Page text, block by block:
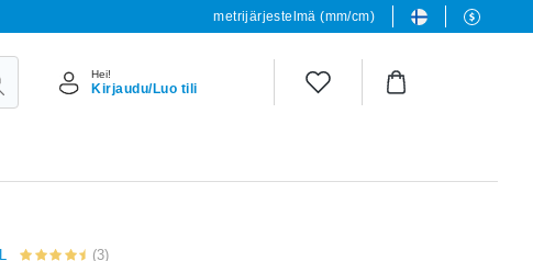
metrijärjestelmä (mm/cm)
Hei!
Kirjaudu/Luo tili
(3)